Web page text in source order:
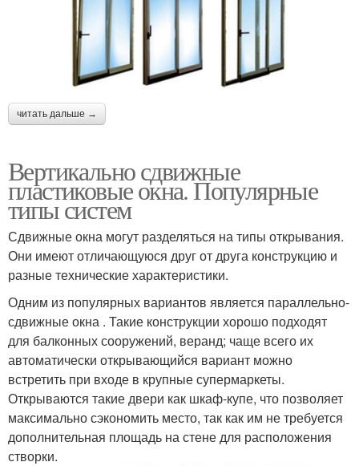
читать дальше →
Вертикально сдвижные
пластиковые окна. Популярные
типы систем
Сдвижные окна могут разделяться на типы открывания.
Они имеют отличающуюся друг от друга конструкцию и
разные технические характеристики.
Одним из популярных вариантов является параллельно-
сдвижные окна . Такие конструкции хорошо подходят
для балконных сооружений, веранд; чаще всего их
автоматически открывающийся вариант можно
встретить при входе в крупные супермаркеты.
Открываются такие двери как шкаф-купе, что позволяет
максимально сэкономить место, так как им не требуется
дополнительная площадь на стене для расположения
створки.